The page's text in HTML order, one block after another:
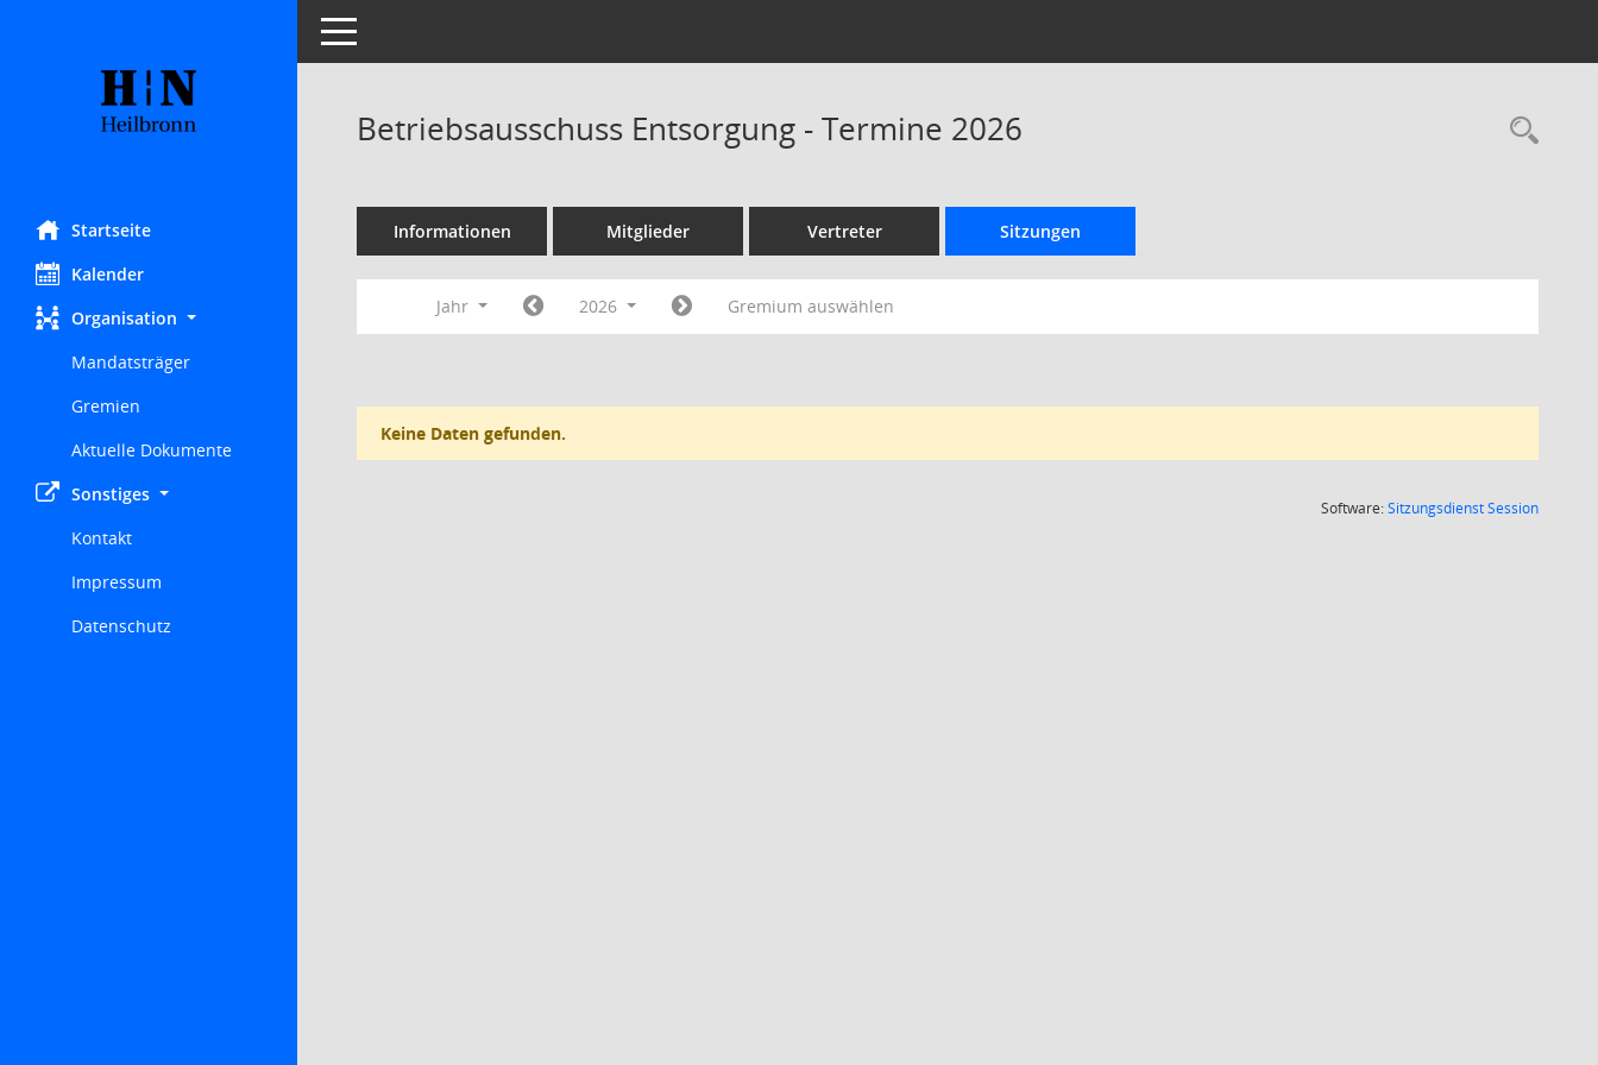
Startseite
Kalender
Organisation
Mandatsträger
Gremien
Aktuelle Dokumente
Sonstiges
Kontakt
Impressum
Datenschutz
Toggle navigation
Betriebsausschuss Entsorgung - Termine 2026
Informationen Mitglieder Vertreter Sitzungen
Jahr 2026 Gremium auswählen
Keine Daten gefunden.
Software:SitzungsdienstSession(Wird in